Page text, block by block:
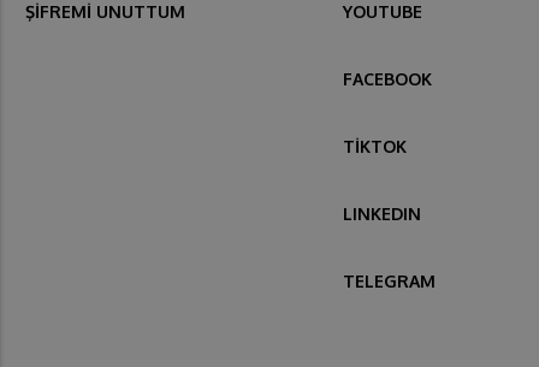
ŞİFREMİ UNUTTUM YOUTUBE
FACEBOOK
TİKTOK
LINKEDIN
TELEGRAM